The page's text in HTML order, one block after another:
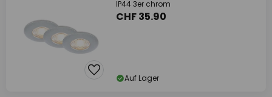
IP44 3er chrom
CHF 35.90
Auf Lager